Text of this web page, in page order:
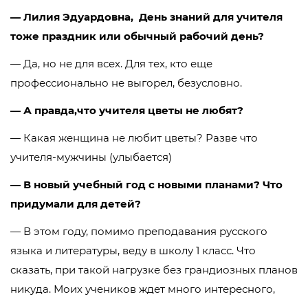
— Лилия Эдуардовна, День знаний для учителя
тоже праздник или обычный рабочий день?
— Да, но не для всех. Для тех, кто еще
профессионально не выгорел, безусловно.
— А правда,что учителя цветы не любят?
— Какая женщина не любит цветы? Разве что
учителя-мужчины (улыбается)
— В новый учебный год с новыми планами? Что
придумали для детей?
— В этом году, помимо преподавания русского
языка и литературы, веду в школу 1 класс. Что
сказать, при такой нагрузке без грандиозных планов
никуда. Моих учеников ждет много интересного,